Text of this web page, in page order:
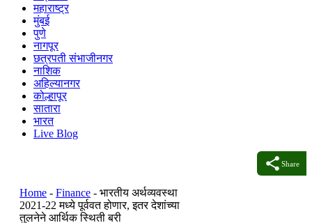
महाराष्ट्र
मुंबई
पुणे
नागपूर
छत्रपती संभाजीनगर
नाशिक
अहिल्यानगर
कोल्हापूर
सातारा
भारत
Live Blog
Share
Home - Finance - भारतीय अर्थव्यवस्था
2021-22 मध्ये पूर्ववत होणार, इतर देशांच्या
तुलनेने आर्थिक स्थिती बरी